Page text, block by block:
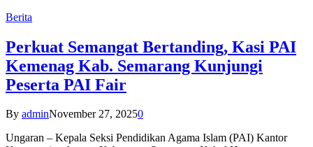
Berita
Perkuat Semangat Bertanding, Kasi PAI
Kemenag Kab. Semarang Kunjungi
Peserta PAI Fair
By adminNovember 27, 20250
Ungaran – Kepala Seksi Pendidikan Agama Islam (PAI) Kantor